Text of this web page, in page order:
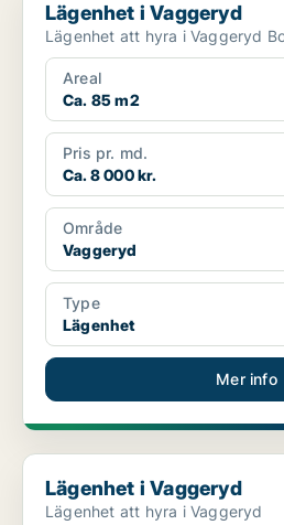
Lägenhet i Vaggeryd
Areal
Ca. 85 m2
Pris pr. md.
Ca. 8 000 kr.
Område
Vaggeryd
Type
Lägenhet
Mer info
Lägenhet i Vaggeryd
Lägenhet i Vaggeryd
Lägenhet att hyra i Vaggeryd